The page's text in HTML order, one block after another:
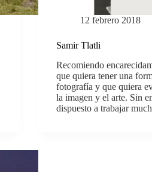
12 febrero 2018
Samir Tlatli
Recomiendo
que quiera tener una
fotografía y que quiera
la imagen y el arte. Sin
dispuesto a trabajar